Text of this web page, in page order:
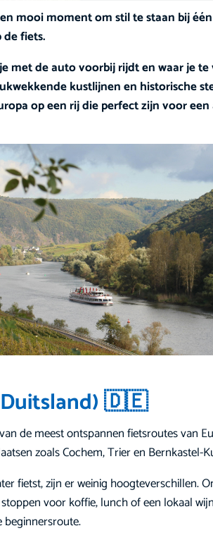
mooi moment om stil te staan bij
fiets.
met de auto voorbij rijdt en waar je
kustlijnen en historische
op een rij die perfect zijn voor
🇩🇪
de meest ontspannen fietsroutes van
zoals Cochem, Trier en Bernkastel-
fietst, zijn er weinig hoogteverschillen.
voor koffie, lunch of een lokaal
beginnersroute.